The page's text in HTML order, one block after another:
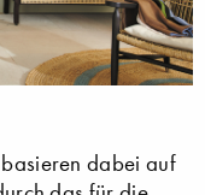
dabei auf